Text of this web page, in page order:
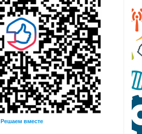
Решаем вместе